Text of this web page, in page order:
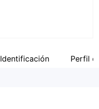
Identificación Perfil